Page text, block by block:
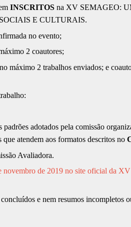
INSCRITOS na XV SEMAGEO:
E CULTURAIS.
no evento;
2 coautores;
máximo 2 trabalhos enviados; e
adotados pela comissão
atendem aos formatos descritos no
Avaliadora.
de 2019 no site oficial da
e nem resumos incompletos